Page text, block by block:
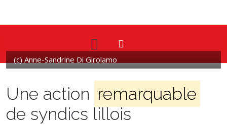
(c) Anne-Sandrine Di Girolamo
Une action remarquable
de syndics lillois